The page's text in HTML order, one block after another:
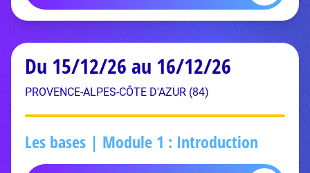
Du 15/12/26 au 16/12/26
PROVENCE-ALPES-CÔTE D'AZUR (84)
Les bases | Module 1 : Introduction